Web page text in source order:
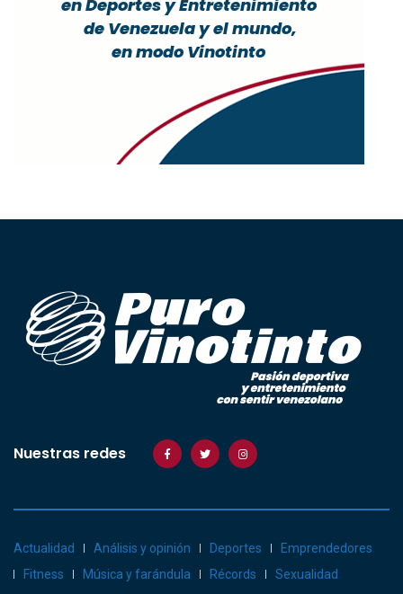
Nuestras redes
Actualidad Análisis y opinión Deportes
Emprendedores
Fitness
Música y farándula Récords
Sexualidad